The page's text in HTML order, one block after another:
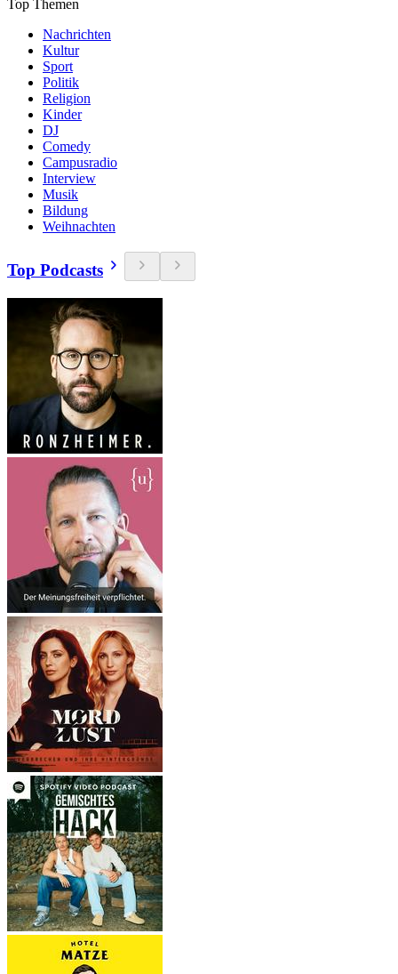
Top Themen
Nachrichten
Kultur
Sport
Politik
Religion
Kinder
DJ
Comedy
Campusradio
Interview
Musik
Bildung
Weihnachten
Top Podcasts